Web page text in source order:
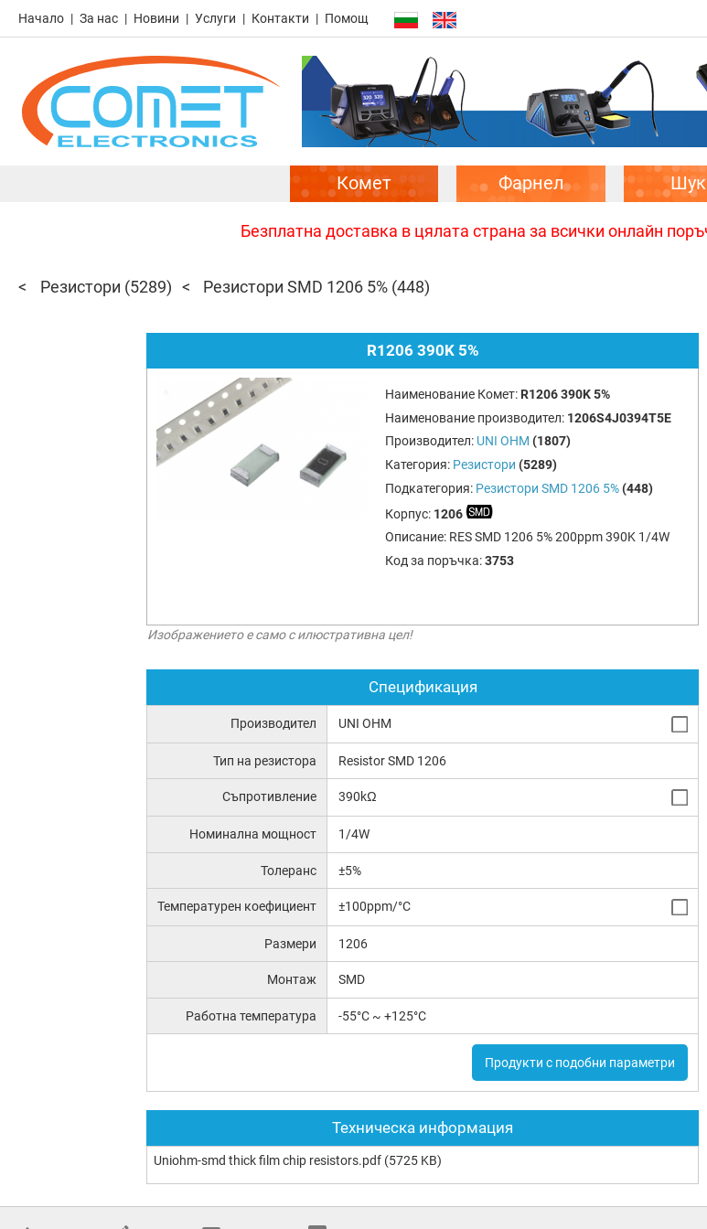
Начало За нас Новини Услуги Контакти Помощ
Комет Фарнел
Безплатна доставка в цялата страна за всички онлайн
Резистори (5289) Резистори SMD 1206 5% (448)
R1206 390K 5%
Наименование Комет: R1206 390K 5%
Наименование производител: 1206S4J0394T5E
Производител: UNI OHM (1807)
Категория: Резистори (5289)
Подкатегория: Резистори SMD 1206 5% (448)
Корпус: 1206
Описание: RES SMD 1206 5% 200ppm 390K 1/4W
Код за поръчка:3753
Изображението е само с илюстративна цел!
Спецификация
Производител UNI OHM
Тип на резистора Resistor SMD 1206
Съпротивление 390kΩ
Номинална мощност 1/4W
Толеранс ±5%
Температурен коефициент ±100ppm/°C
Размери 1206
Монтаж SMD
Работна температура -55°C ~ +125°C
Продукти с подобни параметри
Техническа информация
Uniohm-smd thick film chip resistors.pdf (5725 KB)